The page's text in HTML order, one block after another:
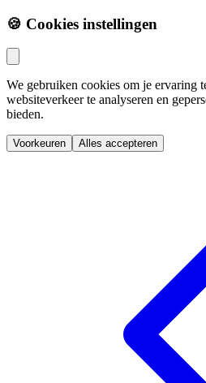
🍪 Cookies instellingen
We gebruiken cookies om je ervaring
websiteverkeer te analyseren en
bieden.
Voorkeuren Alles accepteren